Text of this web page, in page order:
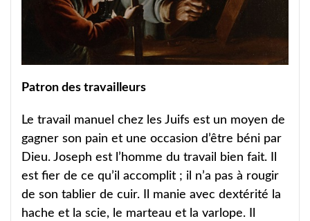
Patron des travailleurs
Le travail manuel chez les Juifs est un moyen de
gagner son pain et une occasion d’être béni par
Dieu. Joseph est l’homme du travail bien fait. Il
est fier de ce qu’il accomplit ; il n’a pas à rougir
de son tablier de cuir. Il manie avec dextérité la
hache et la scie, le marteau et la varlope. Il